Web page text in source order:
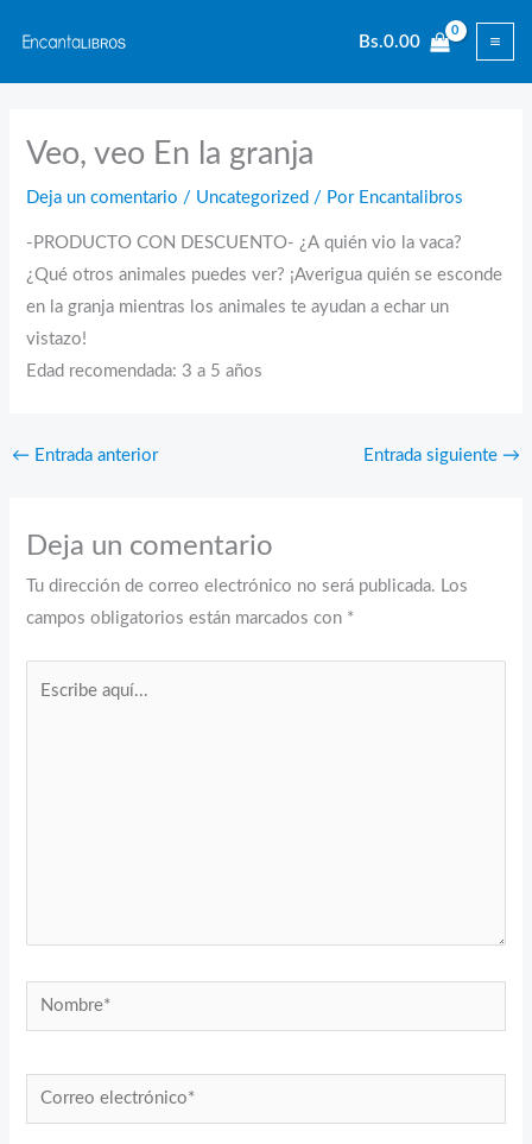
contenido
Bs.0.00
Veo, veo En la granja
Deja un comentario / Uncategorized / Por Encantalibros
-PRODUCTO CON DESCUENTO- ¿A quién vio la vaca?
¿Qué otros animales puedes ver? ¡Averigua quién se esconde
en la granja mientras los animales te ayudan a echar un
vistazo!
Edad recomendada: 3 a 5 años
← Entrada anterior Entrada siguiente →
Deja un comentario
Tu dirección de correo electrónico no será publicada. Los
campos obligatorios están marcados con *
Nombre*
Correo
electrónico*